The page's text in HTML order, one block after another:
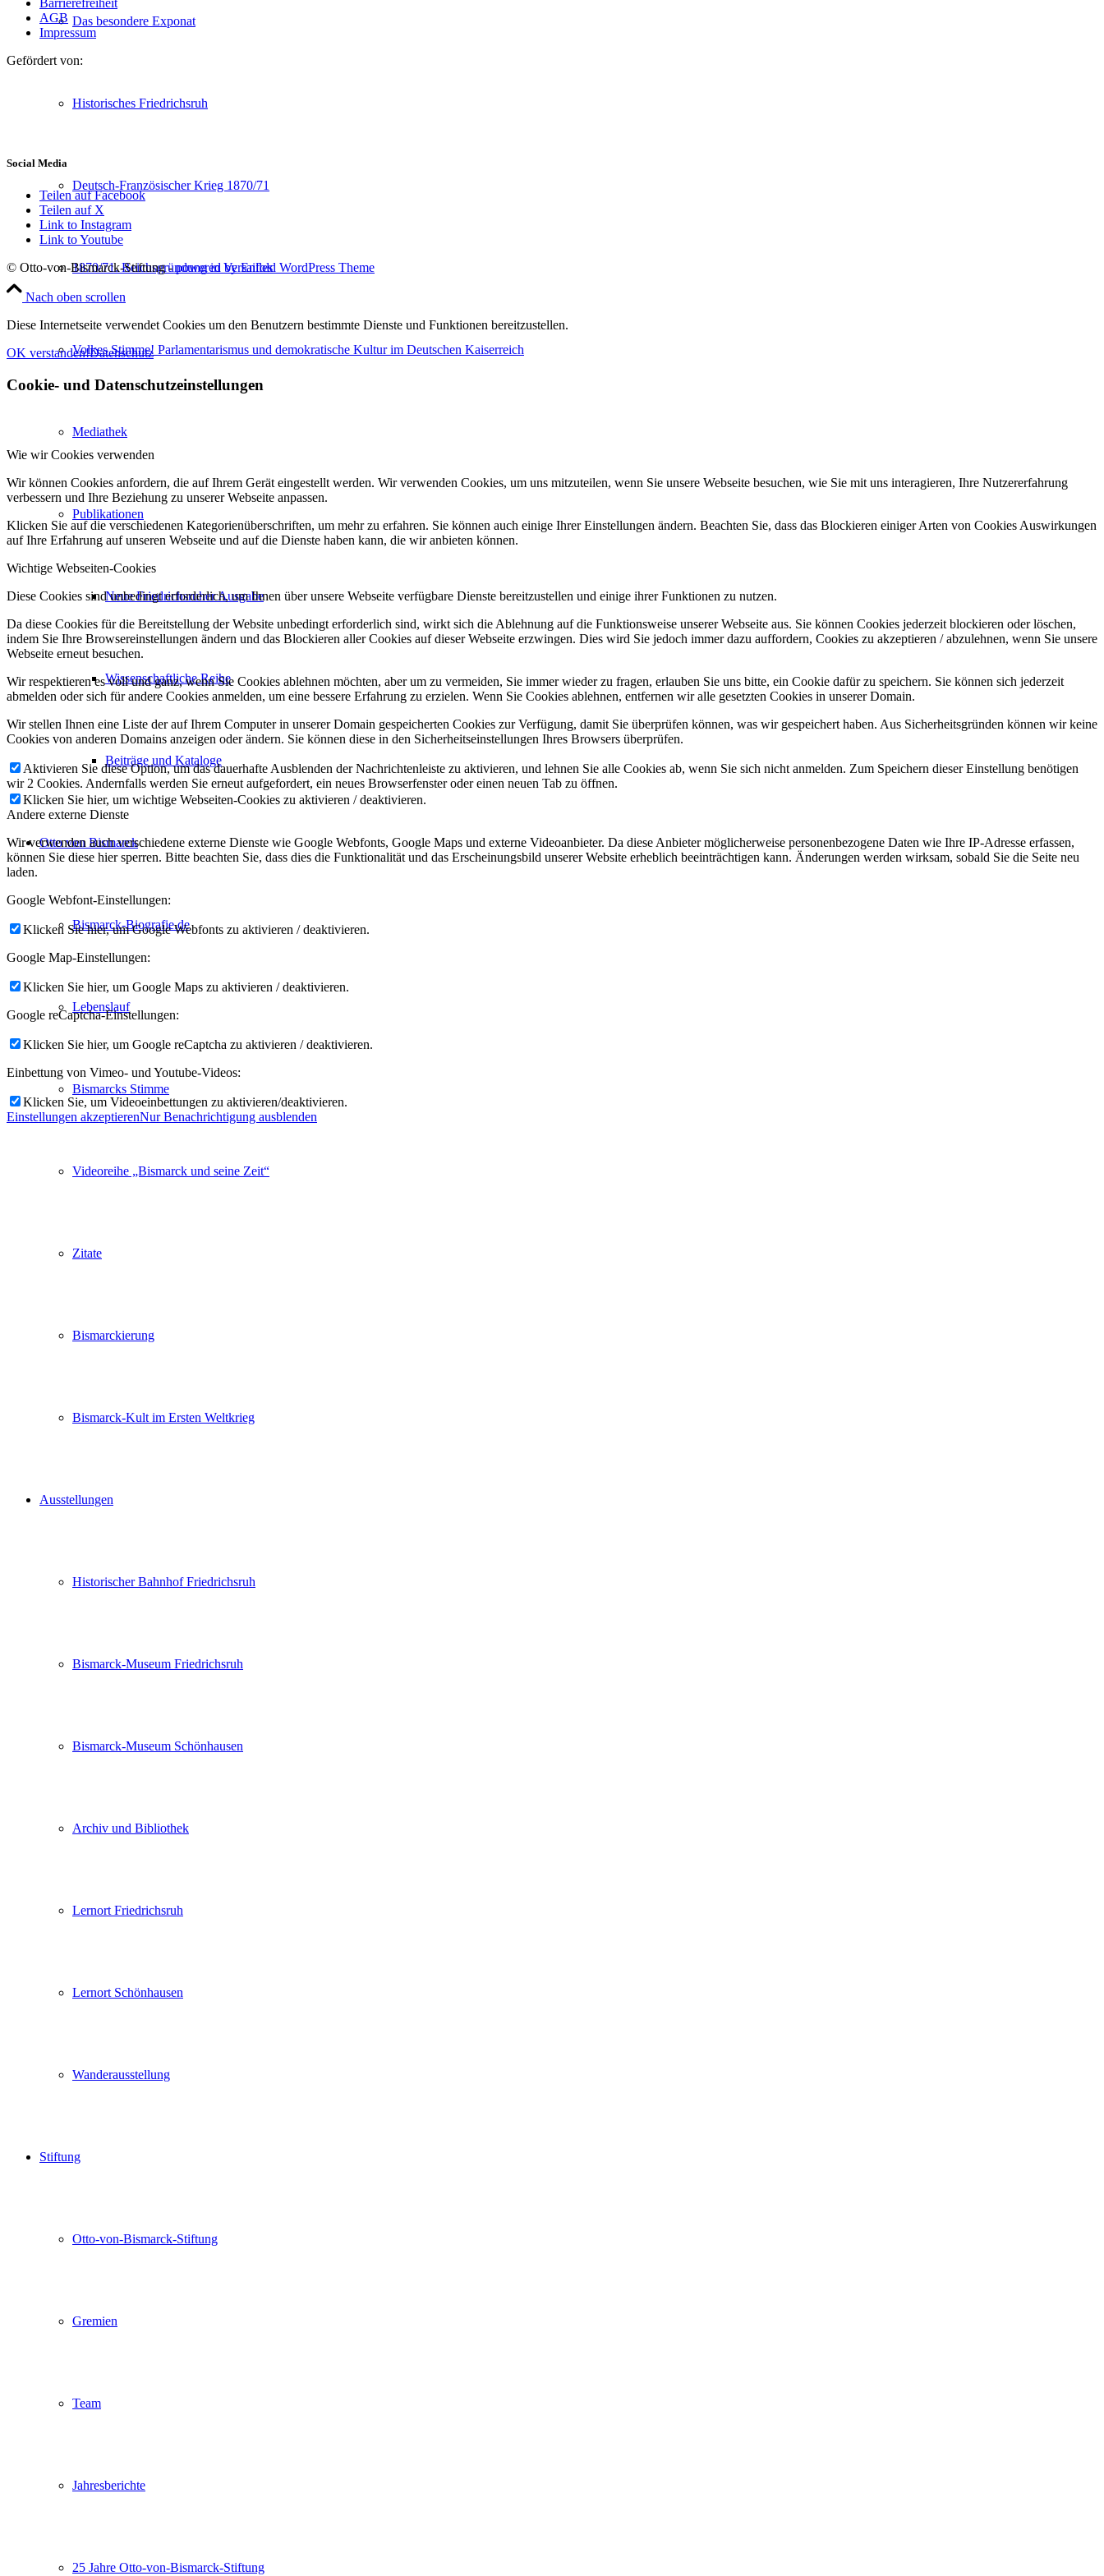
Das besondere Exponat
Historisches Friedrichsruh
Deutsch-Französischer Krieg 1870/71
1870/71. Reichsgründung in Versailles
Volkes Stimme! Parlamentarismus und demokratische Kultur im Deutschen Kaiserreich
Mediathek
Publikationen
Neue Friedrichsruher Ausgabe
Wissenschaftliche Reihe
Beiträge und Kataloge
Otto von Bismarck
Bismarck-Biografie.de
Lebenslauf
Bismarcks Stimme
Videoreihe „Bismarck und seine Zeit“
Zitate
Bismarckierung
Bismarck-Kult im Ersten Weltkrieg
Ausstellungen
Historischer Bahnhof Friedrichsruh
Bismarck-Museum Friedrichsruh
Bismarck-Museum Schönhausen
Archiv und Bibliothek
Lernort Friedrichsruh
Lernort Schönhausen
Wanderausstellung
Stiftung
Otto-von-Bismarck-Stiftung
Gremien
Team
Jahresberichte
25 Jahre Otto-von-Bismarck-Stiftung
AGB
Impressum
Gefördert von:
Social Media
Teilen auf Facebook
Teilen auf X
Link to Instagram
Link to Youtube
© Otto-von-Bismarck-Stiftung -powered by Enfold WordPress Theme
Nach oben scrollen
Diese Internetseite verwendet Cookies um den Benutzern bestimmte Dienste und Funktionen bereitzustellen.
OK verstanden!Datenschutz
Cookie- und Datenschutzeinstellungen
Wie wir Cookies verwenden
Wir können Cookies anfordern, die auf Ihrem Gerät eingestellt werden. Wir verwenden Cookies, um uns mitzuteilen, wenn Sie unsere Webseite besuchen, wie Sie mit uns interagieren, Ihre Nutzererfahrung
verbessern und Ihre Beziehung zu unserer Webseite anpassen.
Klicken Sie auf die verschiedenen Kategorienüberschriften, um mehr zu erfahren. Sie können auch einige Ihrer Einstellungen ändern. Beachten Sie, dass das Blockieren einiger Arten von Cookies Auswirkungen
auf Ihre Erfahrung auf unseren Webseite und auf die Dienste haben kann, die wir anbieten können.
Wichtige Webseiten-Cookies
Diese Cookies sind unbedingt erforderlich, um Ihnen über unsere Webseite verfügbare Dienste bereitzustellen und einige ihrer Funktionen zu nutzen.
Da diese Cookies für die Bereitstellung der Website unbedingt erforderlich sind, wirkt sich die Ablehnung auf die Funktionsweise unserer Webseite aus. Sie können Cookies jederzeit blockieren oder löschen,
indem Sie Ihre Browsereinstellungen ändern und das Blockieren aller Cookies auf dieser Webseite erzwingen. Dies wird Sie jedoch immer dazu auffordern, Cookies zu akzeptieren / abzulehnen, wenn Sie unsere
Webseite erneut besuchen.
Wir respektieren es voll und ganz, wenn Sie Cookies ablehnen möchten, aber um zu vermeiden, Sie immer wieder zu fragen, erlauben Sie uns bitte, ein Cookie dafür zu speichern. Sie können sich jederzeit
abmelden oder sich für andere Cookies anmelden, um eine bessere Erfahrung zu erzielen. Wenn Sie Cookies ablehnen, entfernen wir alle gesetzten Cookies in unserer Domain.
Wir stellen Ihnen eine Liste der auf Ihrem Computer in unserer Domain gespeicherten Cookies zur Verfügung, damit Sie überprüfen können, was wir gespeichert haben. Aus Sicherheitsgründen können wir keine
Cookies von anderen Domains anzeigen oder ändern. Sie können diese in den Sicherheitseinstellungen Ihres Browsers überprüfen.
Aktivieren Sie diese Option, um das dauerhafte Ausblenden der Nachrichtenleiste zu aktivieren, und lehnen Sie alle Cookies ab, wenn Sie sich nicht anmelden. Zum Speichern dieser Einstellung benötigen
wir 2 Cookies. Andernfalls werden Sie erneut aufgefordert, ein neues Browserfenster oder einen neuen Tab zu öffnen.
Klicken Sie hier, um wichtige Webseiten-Cookies zu aktivieren / deaktivieren.
Andere externe Dienste
Wir verwenden auch verschiedene externe Dienste wie Google Webfonts, Google Maps und externe Videoanbieter. Da diese Anbieter möglicherweise personenbezogene Daten wie Ihre IP-Adresse erfassen,
können Sie diese hier sperren. Bitte beachten Sie, dass dies die Funktionalität und das Erscheinungsbild unserer Website erheblich beeinträchtigen kann. Änderungen werden wirksam, sobald Sie die Seite neu
laden.
Google Webfont-Einstellungen:
Klicken Sie hier, um Google Webfonts zu aktivieren / deaktivieren.
Google Map-Einstellungen:
Klicken Sie hier, um Google Maps zu aktivieren / deaktivieren.
Google reCaptcha-Einstellungen:
Klicken Sie hier, um Google reCaptcha zu aktivieren / deaktivieren.
Einbettung von Vimeo- und Youtube-Videos:
Klicken Sie, um Videoeinbettungen zu aktivieren/deaktivieren.
Einstellungen akzeptierenNur Benachrichtigung ausblenden